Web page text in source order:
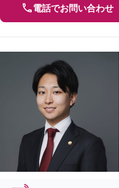
電話でお問い合わせ